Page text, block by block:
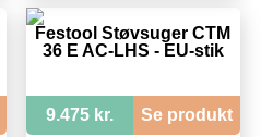
Festool Støvsuger CTM
36 E AC-LHS - EU-stik
9.475 kr. Se produkt